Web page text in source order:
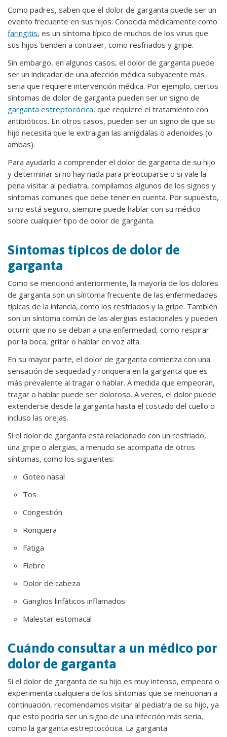
Como padres, saben que el dolor de garganta puede ser un
evento frecuente en sus hijos. Conocida médicamente como
faringitis, es un síntoma típico de muchos de los virus que
sus hijos tienden a contraer, como resfriados y gripe.
Sin embargo, en algunos casos, el dolor de garganta puede
ser un indicador de una afección médica subyacente más
seria que requiere intervención médica. Por ejemplo, ciertos
síntomas de dolor de garganta pueden ser un signo de
garganta estreptocócica, que requiere el tratamiento con
antibióticos. En otros casos, pueden ser un signo de que su
hijo necesita que le extraigan las amígdalas o adenoides (o
ambas).
Para ayudarlo a comprender el dolor de garganta de su hijo
y determinar si no hay nada para preocuparse o si vale la
pena visitar al pediatra, compilamos algunos de los signos y
síntomas comunes que debe tener en cuenta. Por supuesto,
si no está seguro, siempre puede hablar con su médico
sobre cualquier tipo de dolor de garganta.
Síntomas típicos de dolor de
garganta
Como se mencionó anteriormente, la mayoría de los dolores
de garganta son un síntoma frecuente de las enfermedades
típicas de la infancia, como los resfriados y la gripe. También
son un síntoma común de las alergias estacionales y pueden
ocurrir que no se deban a una enfermedad, como respirar
por la boca, gritar o hablar en voz alta.
En su mayor parte, el dolor de garganta comienza con una
sensación de sequedad y ronquera en la garganta que es
más prevalente al tragar o hablar. A medida que empeoran,
tragar o hablar puede ser doloroso. A veces, el dolor puede
extenderse desde la garganta hasta el costado del cuello o
incluso las orejas.
Si el dolor de garganta está relacionado con un resfriado,
una gripe o alergias, a menudo se acompaña de otros
síntomas, como los siguientes:
Goteo nasal
Tos
Congestión
Ronquera
Fatiga
Fiebre
Dolor de cabeza
Ganglios linfáticos inflamados
Malestar estomacal
Cuándo consultar a un médico por
dolor de garganta
Si el dolor de garganta de su hijo es muy intenso, empeora o
experimenta cualquiera de los síntomas que se mencionan a
continuación, recomendamos visitar al pediatra de su hijo, ya
que esto podría ser un signo de una infección más seria,
como la garganta estreptocócica. La garganta